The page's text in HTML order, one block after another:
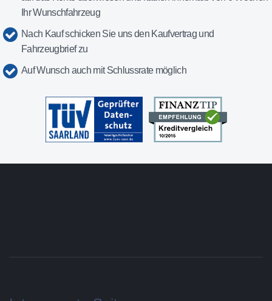
Ihr Wunschfahrzeug
Nach Kauf schicken Sie uns den Kaufvertrag und
Fahrzeugbrief zu
Auf Wunsch auch mit Schlussrate möglich